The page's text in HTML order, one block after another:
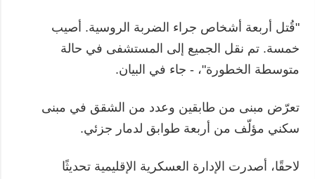
"قُتل أربعة أشخاص جراء الضربة الروسية. أصيب
خمسة. تم نقل الجميع إلى المستشفى في حالة
متوسطة الخطورة"، - جاء في البيان.
تعرّض مبنى من طابقين وعدد من الشقق في مبنى
سكني مؤلّف من أربعة طوابق لدمار جزئي.
لاحقًا، أصدرت الإدارة العسكرية الإقليمية تحديثًا